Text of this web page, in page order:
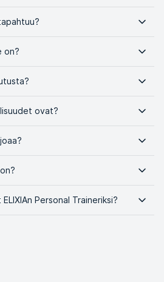
on?
ovat?
Personal Traineriksi?